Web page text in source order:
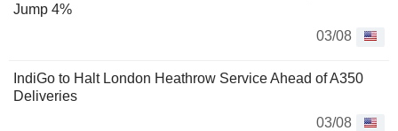
Jump 4%
03/08
IndiGo to Halt London Heathrow Service Ahead of A350
Deliveries
03/08